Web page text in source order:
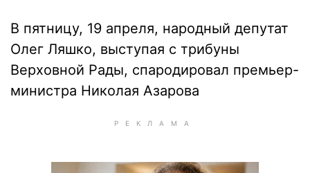
В пятницу, 19 апреля, народный депутат
Олег Ляшко, выступая с трибуны
Верховной Рады, спародировал премьер-
министра Николая Азарова